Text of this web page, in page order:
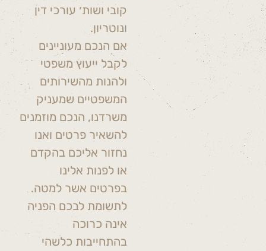
קובי ושות׳ עורכי דין
ונוטריון.
אם הנכם מעוניינים
לקבל ייעוץ משפטי
ולהנות מהשירותים
המשפטיים שמעניק
משרדנו, הנכם מוזמנים
להשאיר פרטים ואנו
נחזור אליכם בהקדם
או לפנות אלינו
בפרטים אשר למטה.
לתשומת לבכם הפניה
אינה כרוכה
בהתחייבות כלשהי